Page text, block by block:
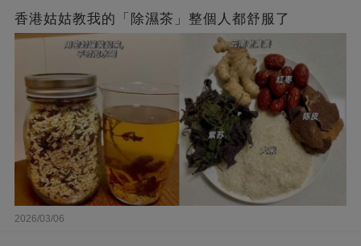
香港姑姑教我的「除濕茶」整個人都舒服了
2026/03/06